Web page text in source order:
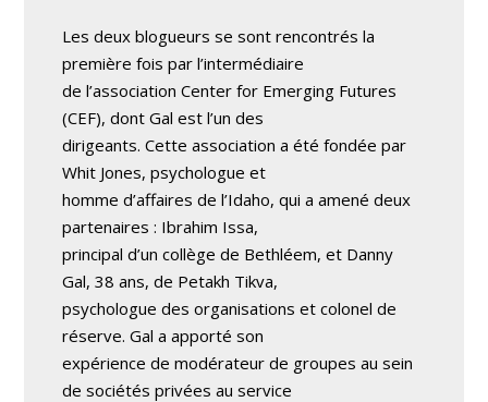
Les deux blogueurs se sont rencontrés la
première fois par l’intermédiaire
de l’association Center for Emerging Futures
(CEF), dont Gal est l’un des
dirigeants. Cette association a été fondée par
Whit Jones, psychologue et
homme d’affaires de l’Idaho, qui a amené deux
partenaires : Ibrahim Issa,
principal d’un collège de Bethléem, et Danny
Gal, 38 ans, de Petakh Tikva,
psychologue des organisations et colonel de
réserve. Gal a apporté son
expérience de modérateur de groupes au sein
de sociétés privées au service